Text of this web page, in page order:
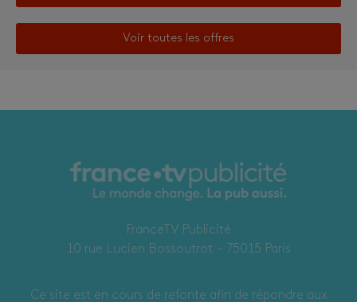
Voir toutes les offres
FranceTV Publicité
10 rue Lucien Bossoutrot – 75015 Paris
Ce site est en cours de refonte afin de répondre aux